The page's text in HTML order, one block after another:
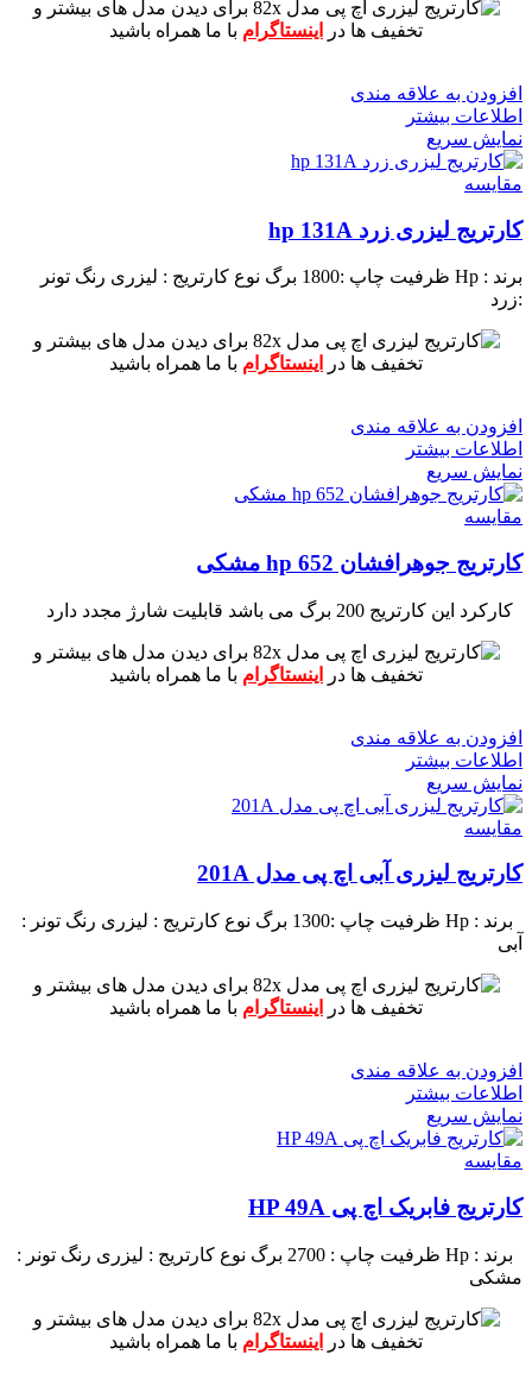
برای دیدن مدل های بیشتر و
تخفیف ها در
اینستاگرام با ما همراه باشید
افزودن به علاقه مندی
اطلاعات بیشتر
نمایش سریع
مقايسه
کارتریج لیزری زرد hp 131A
برند : Hp ظرفیت چاپ :1800 برگ نوع کارتریج : لیزری رنگ تونر
:زرد
برای دیدن مدل های بیشتر و
تخفیف ها در
اینستاگرام با ما همراه باشید
افزودن به علاقه مندی
اطلاعات بیشتر
نمایش سریع
مقايسه
کارتریج جوهرافشان 652 hp مشکی
کارکرد این کارتریج 200 برگ می باشد قابلیت شارژ مجدد دارد
برای دیدن مدل های بیشتر و
تخفیف ها در
اینستاگرام با ما همراه باشید
افزودن به علاقه مندی
اطلاعات بیشتر
نمایش سریع
مقايسه
کارتریج لیزری آبی اچ پی مدل 201A
برند : Hp ظرفیت چاپ :1300 برگ نوع کارتریج : لیزری رنگ تونر :
آبی
برای دیدن مدل های بیشتر و
تخفیف ها در
اینستاگرام با ما همراه باشید
افزودن به علاقه مندی
اطلاعات بیشتر
نمایش سریع
مقايسه
کارتریج فابریک اچ پی HP 49A
برند : Hp ظرفیت چاپ : 2700 برگ نوع کارتریج : لیزری رنگ تونر :
مشکی
برای دیدن مدل های بیشتر و
تخفیف ها در
اینستاگرام با ما همراه باشید